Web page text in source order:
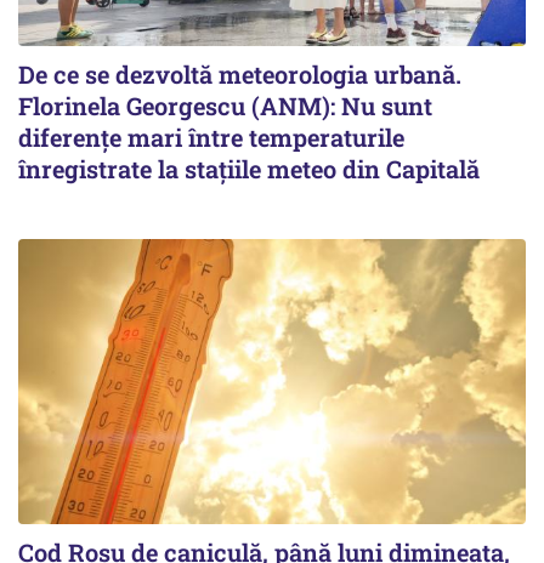
De ce se dezvoltă meteorologia urbană.
Florinela Georgescu (ANM): Nu sunt
diferențe mari între temperaturile
înregistrate la stațiile meteo din Capitală
Cod Roşu de caniculă, până luni dimineaţa,